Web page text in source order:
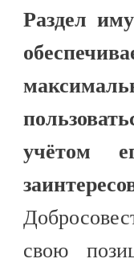
Раздел
учётом
свою